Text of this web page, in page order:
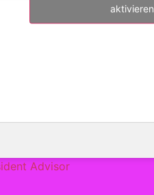
aktivieren
Advisor